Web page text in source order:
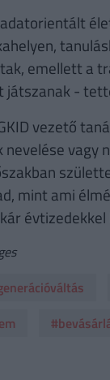
emellett a
játszanak -
vezető
vagy
mint ami